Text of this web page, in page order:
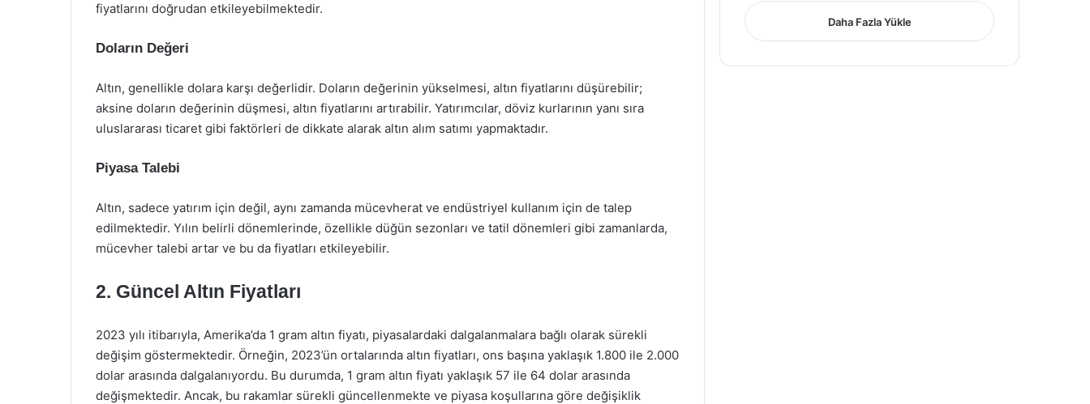
fiyatlarını doğrudan etkileyebilmektedir.
Doların Değeri
Altın, genellikle dolara karşı değerlidir. Doların değerinin yükselmesi, altın fiyatlarını düşürebilir;
aksine doların değerinin düşmesi, altın fiyatlarını artırabilir. Yatırımcılar, döviz kurlarının yanı sıra
uluslararası ticaret gibi faktörleri de dikkate alarak altın alım satımı yapmaktadır.
Piyasa Talebi
Altın, sadece yatırım için değil, aynı zamanda mücevherat ve endüstriyel kullanım için de talep
edilmektedir. Yılın belirli dönemlerinde, özellikle düğün sezonları ve tatil dönemleri gibi zamanlarda,
mücevher talebi artar ve bu da fiyatları etkileyebilir.
2. Güncel Altın Fiyatları
2023 yılı itibarıyla, Amerika’da 1 gram altın fiyatı, piyasalardaki dalgalanmalara bağlı olarak sürekli
değişim göstermektedir. Örneğin, 2023’ün ortalarında altın fiyatları, ons başına yaklaşık 1.800 ile 2.000
dolar arasında dalgalanıyordu. Bu durumda, 1 gram altın fiyatı yaklaşık 57 ile 64 dolar arasında
değişmektedir. Ancak, bu rakamlar sürekli güncellenmekte ve piyasa koşullarına göre değişiklik
Daha Fazla Yükle